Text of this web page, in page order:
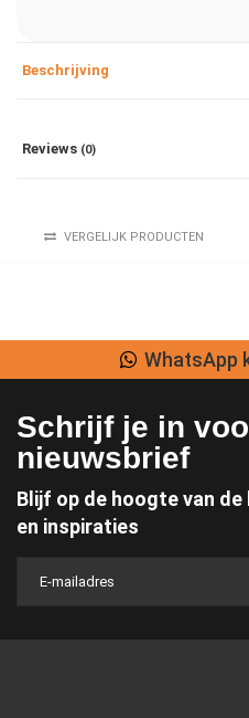
Beschrijving
Reviews (0)
VERGELIJK PRODUCTEN
WhatsApp
Schrijf je in
nieuwsbrief
Blijf op de hoogte van
en inspiraties